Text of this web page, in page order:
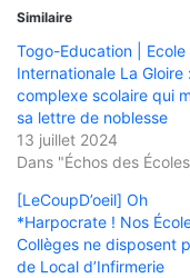
Similaire
Togo-Education | Ecole
Internationale La Gloire
complexe scolaire qui
sa lettre de noblesse
13 juillet 2024
Dans "Échos des
[LeCoupD’oeil] Oh
*Harpocrate ! Nos
Collèges ne disposent
de Local d’Infirmerie